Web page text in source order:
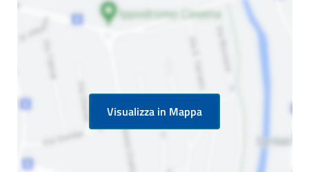
Visualizza in Mappa